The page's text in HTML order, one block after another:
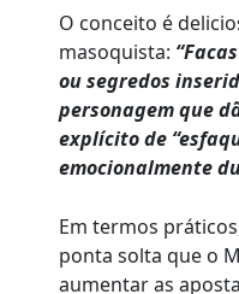
O conceito é
masoquista:
ou segredos
personagem que
explícito de
emocionalmente
Em termos
ponta solta que o
aumentar as